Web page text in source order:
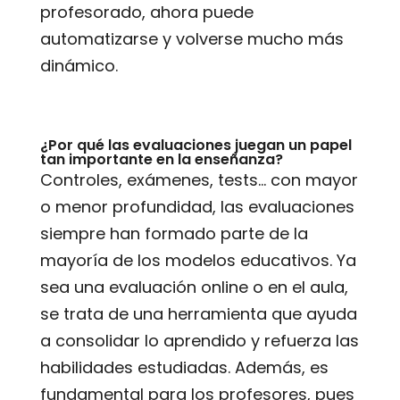
profesorado, ahora puede
automatizarse y volverse mucho más
dinámico.
¿Por qué las evaluaciones juegan un papel
tan importante en la enseñanza?
Controles, exámenes, tests… con mayor
o menor profundidad, las evaluaciones
siempre han formado parte de la
mayoría de los modelos educativos. Ya
sea una evaluación online o en el aula,
se trata de una herramienta que ayuda
a consolidar lo aprendido y refuerza las
habilidades estudiadas. Además, es
fundamental para los profesores, pues